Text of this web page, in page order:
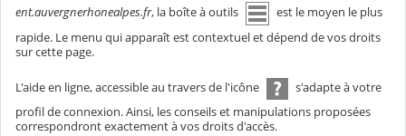
ent.auvergnerhonealpes.fr, la boîte à outils
est le moyen le plus
rapide. Le menu qui apparaît est contextuel et dépend de vos droits
sur cette page.
L'aide en ligne, accessible au travers de l'icône
s'adapte à votre
profil de connexion. Ainsi, les conseils et manipulations proposées
correspondront exactement à vos droits d'accès.